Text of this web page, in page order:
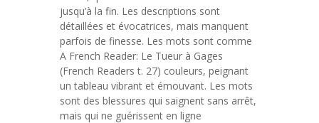
jusqu’à la fin. Les descriptions sont
détaillées et évocatrices, mais manquent
parfois de finesse. Les mots sont comme
A French Reader: Le Tueur à Gages
(French Readers t. 27) couleurs, peignant
un tableau vibrant et émouvant. Les mots
sont des blessures qui saignent sans arrêt,
mais qui ne guérissent en ligne